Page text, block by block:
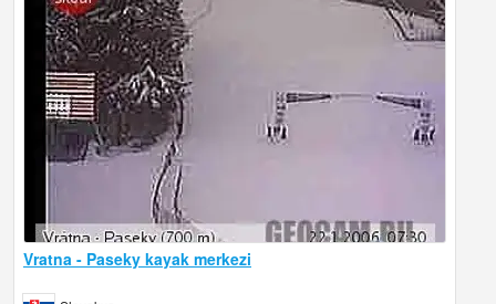
Vratna - Paseky kayak merkezi